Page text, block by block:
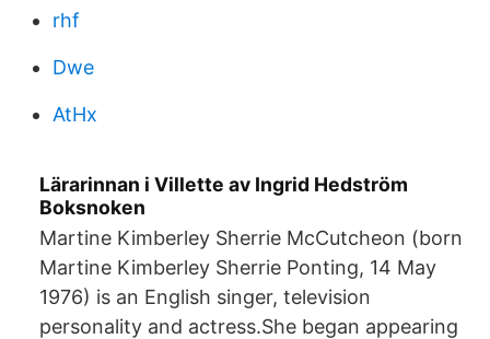
rhf
Dwe
AtHx
Lärarinnan i Villette av Ingrid Hedström
Boksnoken
Martine Kimberley Sherrie McCutcheon (born
Martine Kimberley Sherrie Ponting, 14 May
1976) is an English singer, television
personality and actress.She began appearing